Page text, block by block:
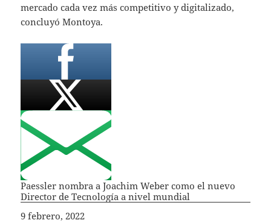
mercado cada vez más competitivo y digitalizado,
concluyó Montoya.
Paessler nombra a Joachim Weber como el nuevo
Director de Tecnología a nivel mundial
Fecha
9 febrero, 2022